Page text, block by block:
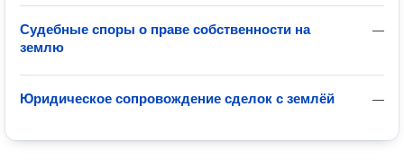
—
Судебные споры о праве собственности на
землю
—
Юридическое сопровождение сделок с землёй